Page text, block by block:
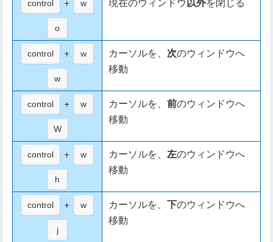
control w
o
control + w
w
カーソルを、 次のウィンドウへ
移動
control + w
W
カーソルを、 前のウィンドウへ
移動
control + w
h
カーソルを、 左のウィンドウへ
移動
control + w
j
カーソルを、 下のウィンドウへ
移動